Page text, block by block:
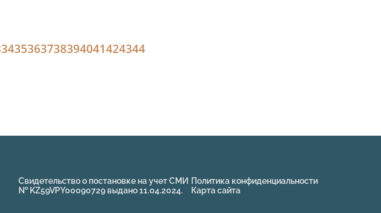
3435363738394041424344
Свидетельство о постановке на учет СМИ
№ KZ59VPY00090729 выдано 11.04.2024.
Политика конфиденциальности
Карта сайта